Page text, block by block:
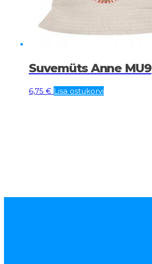
Suvemüts Anne MU9
6,75 € Lisa ostukorvi